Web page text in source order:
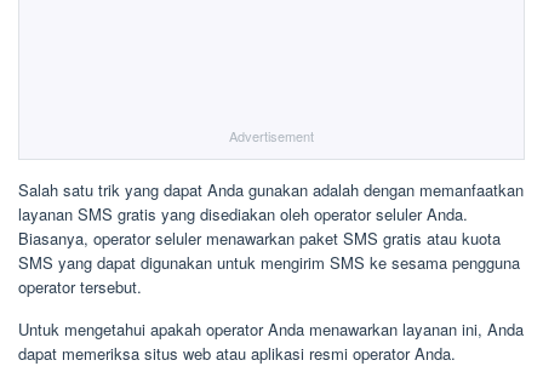
Advertisement
Salah satu trik yang dapat Anda gunakan adalah dengan memanfaatkan
layanan SMS gratis yang disediakan oleh operator seluler Anda.
Biasanya, operator seluler menawarkan paket SMS gratis atau kuota
SMS yang dapat digunakan untuk mengirim SMS ke sesama pengguna
operator tersebut.
Untuk mengetahui apakah operator Anda menawarkan layanan ini, Anda
dapat memeriksa situs web atau aplikasi resmi operator Anda.